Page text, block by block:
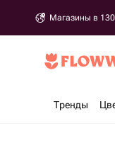
Магазины в
Тренды